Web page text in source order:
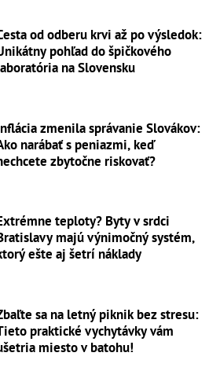
od odberu krvi až po výsledok:
pohľad do špičkového
na Slovensku
zmenila správanie Slovákov:
narábať s peniazmi, keď
zbytočne riskovať?
teploty? Byty v srdci
majú výnimočný systém,
ešte aj šetrí náklady
sa na letný piknik bez stresu:
praktické vychytávky vám
miesto v batohu!